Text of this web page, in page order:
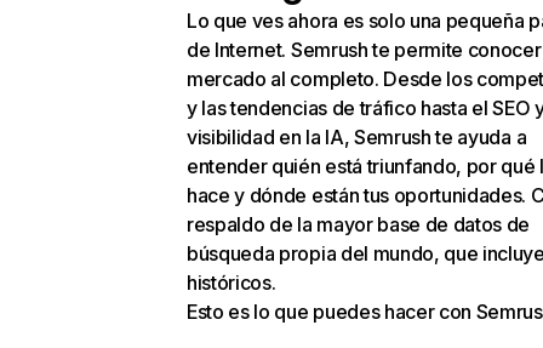
Lo que ves ahora es solo una pequeña
de Internet. Semrush te permite
mercado al completo. Desde los
y las tendencias de tráfico hasta el SEO
visibilidad en la IA, Semrush te ayuda a
entender quién está triunfando, por qué
hace y dónde están tus oportunidades.
respaldo de la mayor base de datos de
búsqueda propia del mundo, que
históricos.
Esto es lo que puedes hacer con